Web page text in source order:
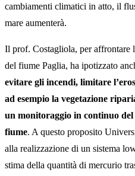
cambiamenti climatici in atto, il
mare aumenterà.
Il prof. Costagliola, per affrontare
del fiume Paglia, ha ipotizzato
evitare gli incendi, limitare
ad esempio la vegetazione
un monitoraggio in continuo
fiume. A questo proposito
alla realizzazione di un sistema
stima della quantità di mercurio